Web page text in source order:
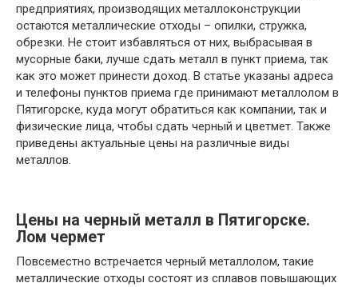
предприятиях, производящих металлоконструкции
остаются металлические отходы – опилки, стружка,
обрезки. Не стоит избавляться от них, выбрасывая в
мусорные баки, лучше сдать металл в пункт приема, так
как это может принести доход. В статье указаны адреса
и телефоны пунктов приема где принимают металлолом в
Пятигорске, куда могут обратиться как компании, так и
физические лица, чтобы сдать черный и цветмет. Также
приведены актуальные цены на различные виды
металлов.
Цены на черный металл в Пятигорске.
Лом чермет
Повсеместно встречается черный металлолом, такие
металлические отходы состоят из сплавов повышающих